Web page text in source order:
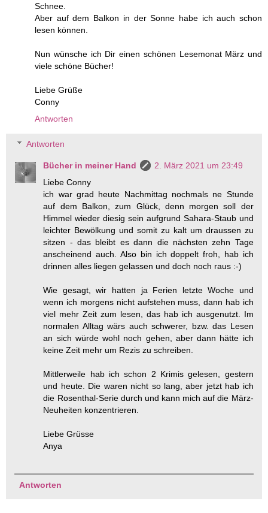
Schnee.
Aber auf dem Balkon in der Sonne habe ich auch schon
lesen können.
Nun wünsche ich Dir einen schönen Lesemonat März und
viele schöne Bücher!
Liebe Grüße
Conny
Antworten
Antworten
Bücher in meiner Hand
2. März 2021 um 23:49
Liebe Conny
ich war grad heute Nachmittag nochmals ne Stunde
auf dem Balkon, zum Glück, denn morgen soll der
Himmel wieder diesig sein aufgrund Sahara-Staub und
leichter Bewölkung und somit zu kalt um draussen zu
sitzen - das bleibt es dann die nächsten zehn Tage
anscheinend auch. Also bin ich doppelt froh, hab ich
drinnen alles liegen gelassen und doch noch raus :-)
Wie gesagt, wir hatten ja Ferien letzte Woche und
wenn ich morgens nicht aufstehen muss, dann hab ich
viel mehr Zeit zum lesen, das hab ich ausgenutzt. Im
normalen Alltag wärs auch schwerer, bzw. das Lesen
an sich würde wohl noch gehen, aber dann hätte ich
keine Zeit mehr um Rezis zu schreiben.
Mittlerweile hab ich schon 2 Krimis gelesen, gestern
und heute. Die waren nicht so lang, aber jetzt hab ich
die Rosenthal-Serie durch und kann mich auf die März-
Neuheiten konzentrieren.
Liebe Grüsse
Anya
Antworten